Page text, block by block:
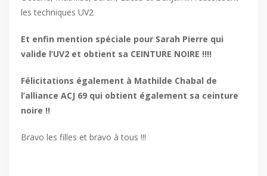
les techniques UV2
Et enfin mention spéciale pour Sarah Pierre qui
valide l’UV2 et obtient sa CEINTURE NOIRE !!!!
Félicitations également à Mathilde Chabal de
l’alliance ACJ 69 qui obtient également sa ceinture
noire !!
Bravo les filles et bravo à tous !!!